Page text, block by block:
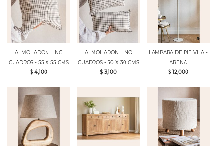
ALMOHADON LINO
CUADROS - 55 X 55 CMS
$ 4,100
ALMOHADON LINO
CUADROS - 50 X 30 CMS
$ 3,100
LAMPARA DE PIE VILA -
ARENA
$ 12,000